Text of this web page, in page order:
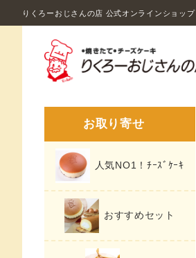
りくろーおじさんの店 公式オンラインショップ
お取り寄せ
人気NO1！ﾁｰｽﾞｹｰｷ
おすすめセット